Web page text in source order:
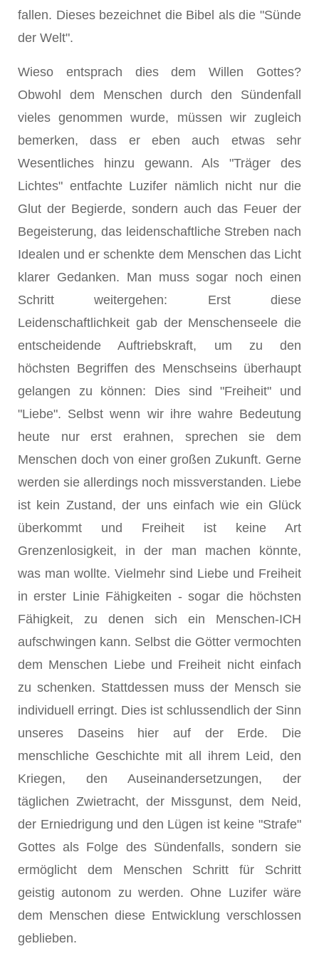
fallen. Dieses bezeichnet die Bibel als die "Sünde
der Welt".
Wieso entsprach dies dem Willen Gottes?
Obwohl dem Menschen durch den Sündenfall
vieles genommen wurde, müssen wir zugleich
bemerken, dass er eben auch etwas sehr
Wesentliches hinzu gewann. Als "Träger des
Lichtes" entfachte Luzifer nämlich nicht nur die
Glut der Begierde, sondern auch das Feuer der
Begeisterung, das leidenschaftliche Streben nach
Idealen und er schenkte dem Menschen das Licht
klarer Gedanken. Man muss sogar noch einen
Schritt weitergehen: Erst diese
Leidenschaftlichkeit gab der Menschenseele die
entscheidende Auftriebskraft, um zu den
höchsten Begriffen des Menschseins überhaupt
gelangen zu können: Dies sind "Freiheit" und
"Liebe". Selbst wenn wir ihre wahre Bedeutung
heute nur erst erahnen, sprechen sie dem
Menschen doch von einer großen Zukunft. Gerne
werden sie allerdings noch missverstanden. Liebe
ist kein Zustand, der uns einfach wie ein Glück
überkommt und Freiheit ist keine Art
Grenzenlosigkeit, in der man machen könnte,
was man wollte. Vielmehr sind Liebe und Freiheit
in erster Linie Fähigkeiten - sogar die höchsten
Fähigkeit, zu denen sich ein Menschen-ICH
aufschwingen kann. Selbst die Götter vermochten
dem Menschen Liebe und Freiheit nicht einfach
zu schenken. Stattdessen muss der Mensch sie
individuell erringt. Dies ist schlussendlich der Sinn
unseres Daseins hier auf der Erde. Die
menschliche Geschichte mit all ihrem Leid, den
Kriegen, den Auseinandersetzungen, der
täglichen Zwietracht, der Missgunst, dem Neid,
der Erniedrigung und den Lügen ist keine "Strafe"
Gottes als Folge des Sündenfalls, sondern sie
ermöglicht dem Menschen Schritt für Schritt
geistig autonom zu werden. Ohne Luzifer wäre
dem Menschen diese Entwicklung verschlossen
geblieben.